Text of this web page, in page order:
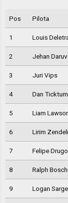
Pos Pilota
1 Louis
2 Jehan
3 Juri Vips
4 Dan Ticktum
5 Liam
6 Lirim Zendeli
7 Felipe
8 Ralph
9 Logan